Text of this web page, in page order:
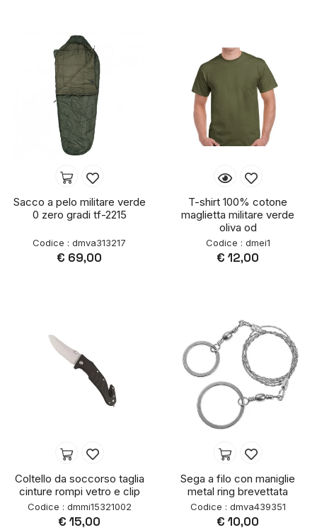
Sacco a pelo militare verde
0 zero gradi tf-2215
Codice : dmva313217
€ 69,00
T-shirt 100% cotone
maglietta militare verde
oliva od
Codice : dmei1
€ 12,00
Coltello da soccorso taglia
cinture rompi vetro e clip
Codice : dmmi15321002
€ 15,00
Sega a filo con maniglie
metal ring brevettata
Codice : dmva439351
€ 10,00